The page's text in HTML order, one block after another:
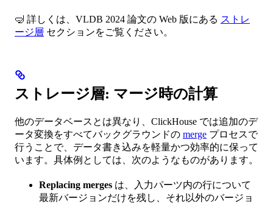
🤿 詳しくは、VLDB 2024 論文の Web 版にある ストレ
ージ層 セクションをご覧ください。
ストレージ層: マージ時の計算
他のデータベースとは異なり、ClickHouse では追加のデ
ータ変換をすべてバックグラウンドの merge プロセスで
行うことで、データ書き込みを軽量かつ効率的に保って
います。具体例としては、次のようなものがあります。
Replacing merges は、入力パーツ内の行について
最新バージョンだけを残し、それ以外のバージョ